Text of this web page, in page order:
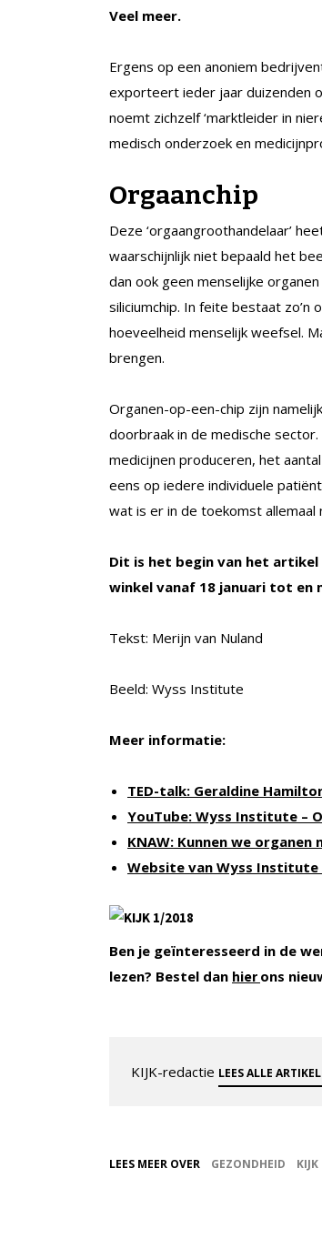
Veel meer.
Ergens op een anoniem
exporteert ieder jaar duizenden
noemt zichzelf ‘marktleider in
medisch onderzoek en
Orgaanchip
Deze ‘orgaangroothandelaar’
waarschijnlijk niet bepaald het
dan ook geen menselijke
siliciumchip. In feite bestaat zo’n
hoeveelheid menselijk weefsel.
brengen.
Organen-op-een-chip zijn
doorbraak in de medische
medicijnen produceren, het
eens op iedere individuele
wat is er in de toekomst allemaal
Dit is het begin van het artikel
winkel vanaf 18 januari tot en
Tekst: Merijn van Nuland
Beeld: Wyss Institute
Meer informatie:
TED-talk: Geraldine
YouTube: Wyss Institute –
KNAW: Kunnen we organen
Website van Wyss
Ben je geïnteresseerd in de
lezen? Bestel dan hier ons
KIJK-redactie LEES ALLE
LEES MEER OVER GEZONDHEID